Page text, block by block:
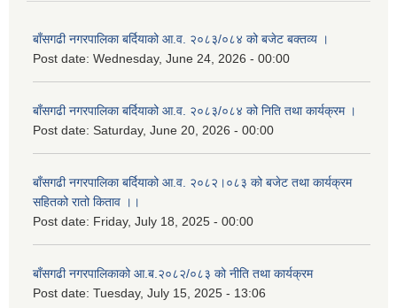
बाँसगढी नगरपालिका बर्दियाको आ.व. २०८३/०८४ को बजेट बक्तव्य ।
Post date: Wednesday, June 24, 2026 - 00:00
बाँसगढी नगरपालिका बर्दियाको आ.व. २०८३/०८४ को निति तथा कार्यक्रम ।
Post date: Saturday, June 20, 2026 - 00:00
बाँसगढी नगरपालिका बर्दियाको आ.व. २०८२।०८३ को बजेट तथा कार्यक्रम
सहितको रातो किताव ।।
Post date: Friday, July 18, 2025 - 00:00
बाँसगढी नगरपालिकाको आ.ब.२०८२/०८३ को नीति तथा कार्यक्रम
Post date: Tuesday, July 15, 2025 - 13:06